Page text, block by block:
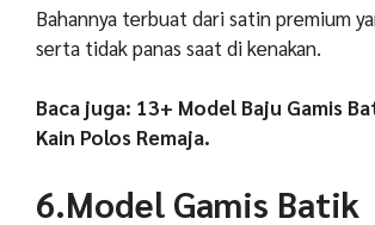
Bahannya terbuat dari satin premium
serta tidak panas saat di kenakan.
Baca juga: 13+ Model Baju Gamis
Kain Polos Remaja.
6.Model Gamis Batik